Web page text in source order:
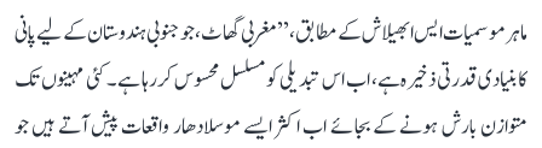
ماہر موسمیات ایس ابھیلاش کے مطابق، ’’مغربی گھاٹ، جو جنوبی ہندوستان کے لیے پانی
کا بنیادی قدرتی ذخیرہ ہے، اب اس تبدیلی کو مسلسل محسوس کر رہا ہے۔ کئی مہینوں تک
متوازن بارش ہونے کے بجائے اب اکثر ایسے موسلادھار واقعات پیش آتے ہیں جو